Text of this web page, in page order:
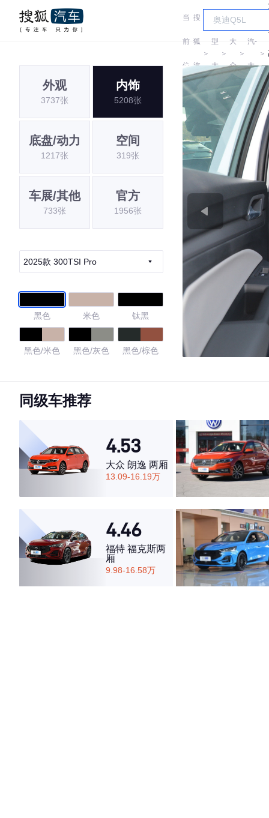
当
前
位
置:
搜
狐
汽
＞
车
型
大
＞
大
众
＞
汽-
大
众
＞
外观
3737张
内饰
5208张
底盘/动力
1217张
空间
319张
车展/其他
733张
官方
1956张
2025款 300TSI Pro
黑色 米色 钛黑
黑色/米色 黑色/灰色 黑色/棕色
4.4
·外观表现一般，低于59%同级车
·内饰表现较为优秀，优于61%同级车
·空间表现一般，低于82%同级车
同级车推荐
4.53
大众 朗逸 两厢
13.09-16.19万
4.46
福特 福克斯两
厢
9.98-16.58万